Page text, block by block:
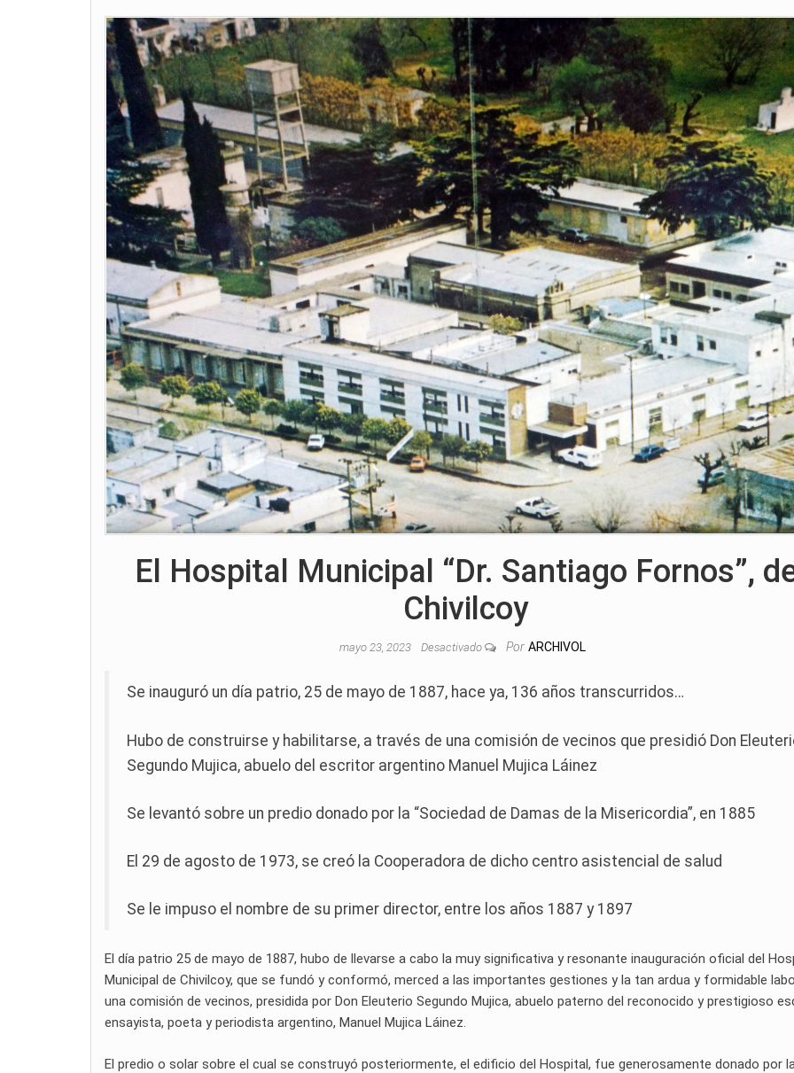
El Hospital Municipal “Dr. Santiago Fornos”,
Chivilcoy
mayo 23, 2023 Desactivado Por ARCHIVOL
Se inauguró un día patrio, 25 de mayo de 1887, hace ya, 136 años transcurridos…
Hubo de construirse y habilitarse, a través de una comisión de vecinos que presidió Don
Segundo Mujica, abuelo del escritor argentino Manuel Mujica Láinez
Se levantó sobre un predio donado por la “Sociedad de Damas de la Misericordia”, en 1885
El 29 de agosto de 1973, se creó la Cooperadora de dicho centro asistencial de salud
Se le impuso el nombre de su primer director, entre los años 1887 y 1897
El día patrio 25 de mayo de 1887, hubo de llevarse a cabo la muy significativa y resonante inauguración oficial del
Municipal de Chivilcoy, que se fundó y conformó, merced a las importantes gestiones y la tan ardua y formidable
una comisión de vecinos, presidida por Don Eleuterio Segundo Mujica, abuelo paterno del reconocido y prestigioso
ensayista, poeta y periodista argentino, Manuel Mujica Láinez.
El predio o solar sobre el cual se construyó posteriormente, el edificio del Hospital, fue generosamente donado por